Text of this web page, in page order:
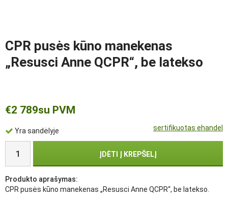
CPR pusės kūno manekenas
„Resusci Anne QCPR“, be latekso
sertifikuotas ehandel
€2 789su PVM
Yra sandėlyje
ĮDĖTI Į KREPŠELĮ
Produkto aprašymas:
CPR pusės kūno manekenas „Resusci Anne QCPR“, be latekso.